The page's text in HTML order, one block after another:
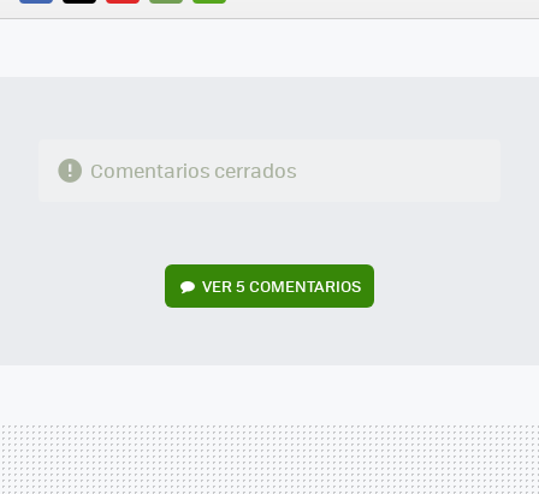
FACEBOOK
TWITTERFLIPBOARD
E-
WHATSAPP
Comentarios cerrados
VER5 COMENTARIOS